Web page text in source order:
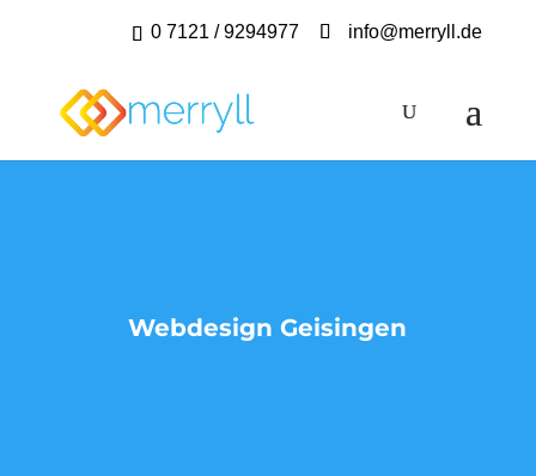
0 7121 / 9294977 info@merryll.de
Webdesign Geisingen